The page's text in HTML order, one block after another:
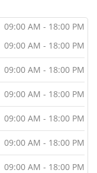
09:00 AM - 18:00 PM
09:00 AM - 18:00 PM
09:00 AM - 18:00 PM
09:00 AM - 18:00 PM
09:00 AM - 18:00 PM
09:00 AM - 18:00 PM
09:00 AM - 18:00 PM